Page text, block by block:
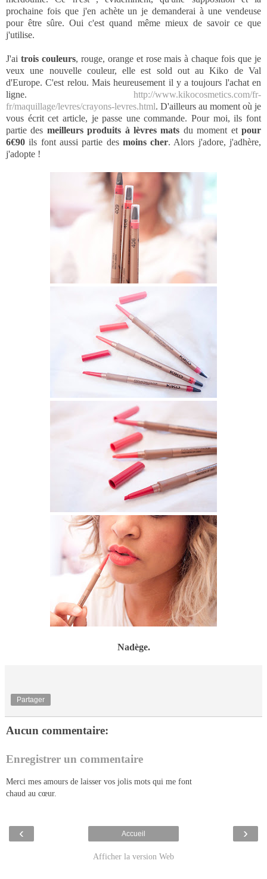
prochaine fois que j'en achète un je demanderai à une vendeuse
pour être sûre. Oui c'est quand même mieux de savoir ce que
j'utilise.
J'ai trois couleurs, rouge, orange et rose mais à chaque fois que je
veux une nouvelle couleur, elle est sold out au Kiko de Val
d'Europe. C'est relou. Mais heureusement il y a toujours l'achat en
ligne. http://www.kikocosmetics.com/fr-
fr/maquillage/levres/crayons-levres.html. D'ailleurs au moment où je
vous écrit cet article, je passe une commande. Pour moi, ils font
partie des meilleurs produits à lèvres mats du moment etpour
6€90 ils font aussi partie des moins cher. Alors j'adore, j'adhère,
j'adopte !
Nadège.
Partager
Aucun commentaire:
Enregistrer un commentaire
Merci mes amours de laisser vos jolis mots qui me font
chaud au cœur.
‹ ›
Accueil
Afficher la version Web